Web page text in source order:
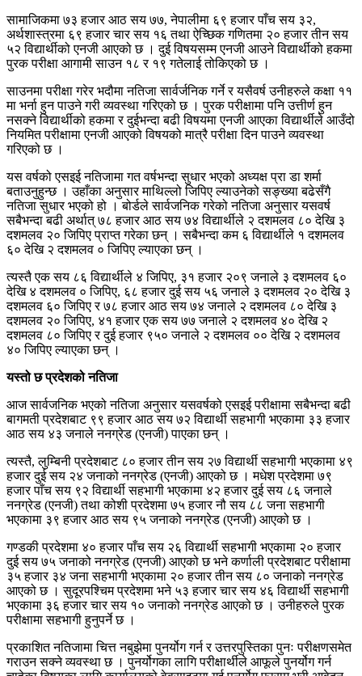
सामाजिकमा ७३ हजार आठ सय ७७, नेपालीमा ६९ हजार पाँच सय ३२,
अर्थशास्त्रमा ६९ हजार चार सय १६ तथा ऐच्छिक गणितमा २० हजार तीन सय
५२ विद्यार्थीको एनजी आएको छ । दुई विषयसम्म एनजी आउने विद्यार्थीको हकमा
पुरक परीक्षा आगामी साउन १८ र १९ गतेलाई तोकिएको छ ।
साउनमा परीक्षा गरेर भदौमा नतिजा सार्वर्जनिक गर्ने र यसैवर्ष उनीहरुले कक्षा ११
मा भर्ना हुन पाउने गरी व्यवस्था गरिएको छ । पुरक परीक्षामा पनि उत्तीर्ण हुन
नसक्ने विद्यार्थीको हकमा र दुईभन्दा बढी विषयमा एनजी आएका विद्यार्थीले आउँदो
नियमित परीक्षामा एनजी आएको विषयको मात्रै परीक्षा दिन पाउने व्यवस्था
गरिएको छ ।
यस वर्षको एसइई नतिजामा गत वर्षभन्दा सुधार भएको अध्यक्ष प्रा डा शर्मा
बताउनुहुन्छ । उहाँका अनुसार माथिल्लो जिपिए ल्याउनेको सङ्ख्या बढेसँगै
नतिजा सुधार भएको हो । बोर्डले सार्वजनिक गरेको नतिजा अनुसार यसवर्ष
सबैभन्दा बढी अर्थात् ७८ हजार आठ सय ७४ विद्यार्थीले २ दशमलव ८० देखि ३
दशमलव २० जिपिए प्राप्त गरेका छन् । सबैभन्दा कम ६ विद्यार्थीले १ दशमलव
६० देखि २ दशमलव ० जिपिए ल्याएका छन् ।
त्यस्तै एक सय ८६ विद्यार्थीले ४ जिपिए, ३१ हजार २०९ जनाले ३ दशमलव ६०
देखि ४ दशमलव ० जिपिए, ६८ हजार दुई सय ५६ जनाले ३ दशमलव २० देखि ३
दशमलव ६० जिपिए र ७८ हजार आठ सय ७४ जनाले २ दशमलव ८० देखि ३
दशमलव २० जिपिए, ४१ हजार एक सय ७७ जनाले २ दशमलव ४० देखि २
दशमलव ८० जिपिए र दुई हजार ९५० जनाले २ दशमलव ०० देखि २ दशमलव
४० जिपिए ल्याएका छन् ।
यस्तो छ प्रदेशको नतिजा
आज सार्वजनिक भएको नतिजा अनुसार यसवर्षको एसइई परीक्षामा सबैभन्दा बढी
बागमती प्रदेशबाट ९९ हजार आठ सय ७२ विद्यार्थी सहभागी भएकामा ३३ हजार
आठ सय ४३ जनाले ननग्रेड (एनजी) पाएका छन् ।
त्यस्तै, लुम्बिनी प्रदेशबाट ८० हजार तीन सय २७ विद्यार्थी सहभागी भएकामा ४९
हजार दुई सय २४ जनाको ननग्रेड (एनजी) आएको छ । मधेश प्रदेशमा ७९
हजार पाँच सय ९२ विद्यार्थी सहभागी भएकामा ४२ हजार दुई सय ८६ जनाले
ननग्रेड (एनजी) तथा कोशी प्रदेशमा ७५ हजार नौ सय ८८ जना सहभागी
भएकामा ३९ हजार आठ सय ९५ जनाको ननग्रेड (एनजी) आएको छ ।
गण्डकी प्रदेशमा ४० हजार पाँच सय २६ विद्यार्थी सहभागी भएकामा २० हजार
दुई सय ७५ जनाको ननग्रेड (एनजी) आएको छ भने कर्णाली प्रदेशबाट परीक्षामा
३५ हजार ३४ जना सहभागी भएकामा २० हजार तीन सय ८० जनाको ननग्रेड
आएको छ । सुदूरपश्चिम प्रदेशमा भने ५३ हजार चार सय ४६ विद्यार्थी सहभागी
भएकामा ३६ हजार चार सय १० जनाको ननग्रेड आएको छ । उनीहरुले पुरक
परीक्षामा सहभागी हुनुपर्ने छ ।
प्रकाशित नतिजामा चित्त नबुझेमा पुनर्योग गर्न र उत्तरपुस्तिका पुनः परीक्षणसमेत
गराउन सक्ने व्यवस्था छ । पुनर्योगका लागि परीक्षार्थीले आफूले पुनर्योग गर्न